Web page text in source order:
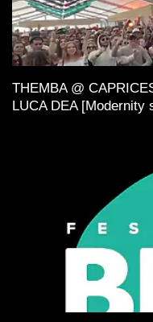
THEMBA @
LUCA DEA [Modernity